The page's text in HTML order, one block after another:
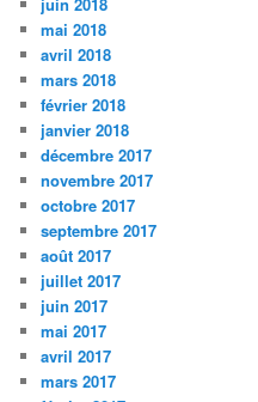
mai 2018
avril 2018
mars 2018
février 2018
janvier 2018
décembre 2017
novembre 2017
octobre 2017
septembre 2017
août 2017
juillet 2017
juin 2017
mai 2017
avril 2017
mars 2017